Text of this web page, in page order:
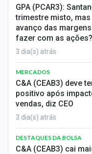
GPA (PCAR3):
trimestre misto, mas
avanço das
fazer com as ações?
3 dia(s) atrás
MERCADOS
C&A (CEAB3) deve
positivo após
vendas, diz CEO
3 dia(s) atrás
DESTAQUES DA BOLSA
C&A (CEAB3) cai